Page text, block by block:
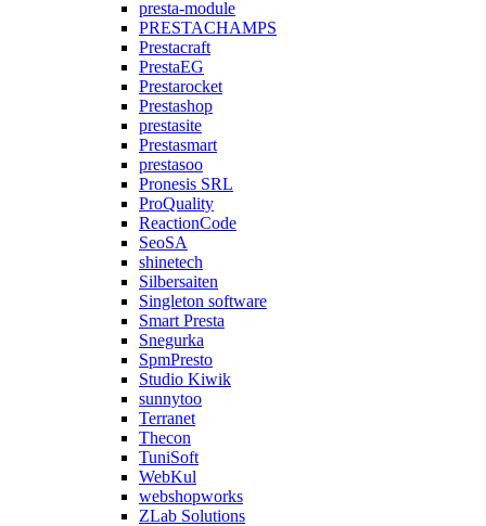
presta-module
PRESTACHAMPS
Prestacraft
PrestaEG
Prestarocket
Prestashop
prestasite
Prestasmart
prestasoo
Pronesis SRL
ProQuality
ReactionCode
SeoSA
shinetech
Silbersaiten
Singleton software
Smart Presta
Snegurka
SpmPresto
Studio Kiwik
sunnytoo
Terranet
Thecon
TuniSoft
WebKul
webshopworks
ZLab Solutions